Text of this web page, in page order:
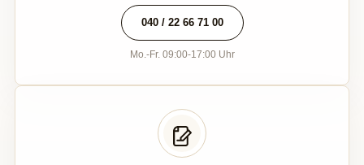
040 / 22 66 71 00
Mo.-Fr. 09:00-17:00 Uhr